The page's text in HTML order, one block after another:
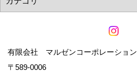
有限会社 マルゼンコーポレーション
〒589-0006